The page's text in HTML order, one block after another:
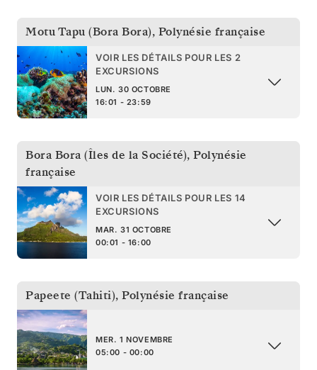
Motu Tapu (Bora Bora), Polynésie française
VOIR LES DÉTAILS POUR LES 2
EXCURSIONS
LUN. 30 OCTOBRE
16:01 - 23:59
Bora Bora (Îles de la Société), Polynésie
française
VOIR LES DÉTAILS POUR LES 14
EXCURSIONS
MAR. 31 OCTOBRE
00:01 - 16:00
Papeete (Tahiti), Polynésie française
MER. 1 NOVEMBRE
05:00 - 00:00